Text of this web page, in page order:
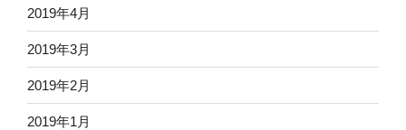
2019年4月
2019年3月
2019年2月
2019年1月